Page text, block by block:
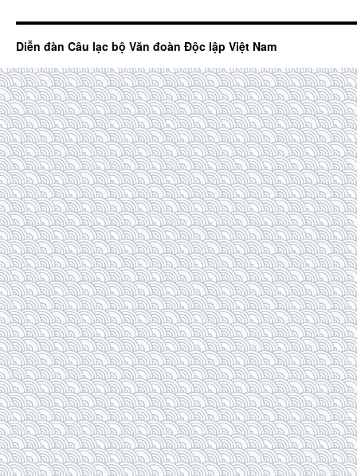
Diễn đàn Câu lạc bộ Văn đoàn Độc lập Việt Nam